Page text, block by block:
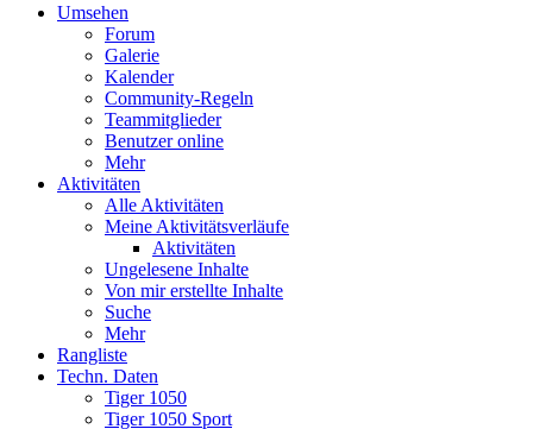
Umsehen
Forum
Galerie
Kalender
Community-Regeln
Teammitglieder
Benutzer online
Mehr
Aktivitäten
Alle Aktivitäten
Meine Aktivitätsverläufe
Aktivitäten
Ungelesene Inhalte
Von mir erstellte Inhalte
Suche
Mehr
Rangliste
Techn. Daten
Tiger 1050
Tiger 1050 Sport